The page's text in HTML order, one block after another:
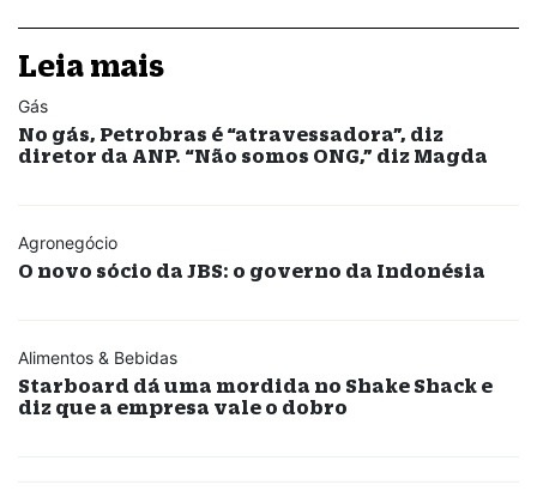
Leia mais
Gás
No gás, Petrobras é “atravessadora”, diz
diretor da ANP. “Não somos ONG,” diz Magda
Agronegócio
O novo sócio da JBS: o governo da Indonésia
Alimentos & Bebidas
Starboard dá uma mordida no Shake Shack e
diz que a empresa vale o dobro